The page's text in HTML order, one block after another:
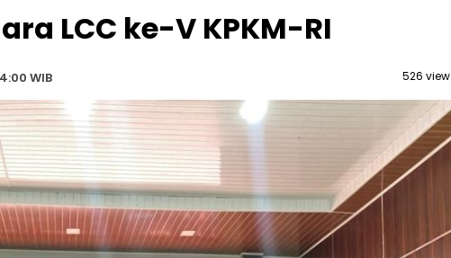
LCC ke-V KPKM-RI
WIB 526 view